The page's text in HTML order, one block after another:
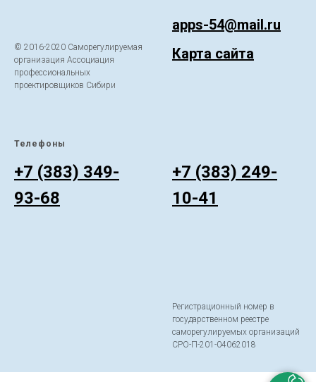
© 2016-2020 Саморегулируемая
организация Ассоциация
профессиональных
проектировщиков Сибири
apps-54@mail.ru
Карта сайта
Телефоны
+7 (383) 349-
93-68
+7 (383) 249-
10-41
Регистрационный номер в
государственном реестре
саморегулируемых организаций
СРО-П-201-04062018